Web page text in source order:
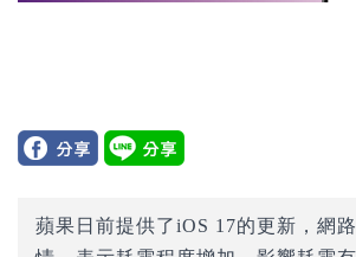
蘋果日前提供了iOS 17的更新，網